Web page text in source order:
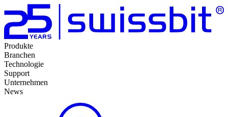
Produkte
Branchen
Technologie
Support
Unternehmen
News